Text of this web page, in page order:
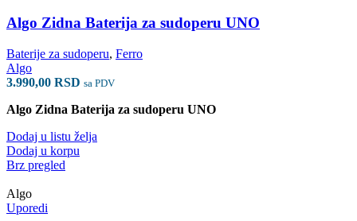
Algo Zidna Baterija za sudoperu UNO
Baterije za sudoperu, Ferro
Algo
3.990,00 RSD sa PDV
Algo Zidna Baterija za sudoperu UNO
Dodaj u listu želja
Dodaj u korpu
Brz pregled
Algo
Uporedi